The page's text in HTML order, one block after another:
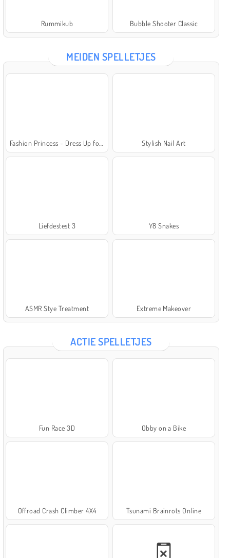
Rummikub Bubble Shooter Classic
MEIDEN SPELLETJES
Stylish Nail Art
Liefdestest 3 Y8 Snakes
ASMR Stye Treatment Extreme Makeover
ACTIE SPELLETJES
Fun Race 3D Obby on a Bike
Offroad Crash Climber 4X4 Tsunami Brainrots Online